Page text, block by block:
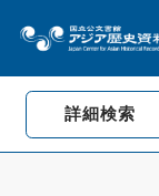
詳細検索